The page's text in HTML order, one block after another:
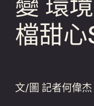
檔甜
文/圖 記者何偉